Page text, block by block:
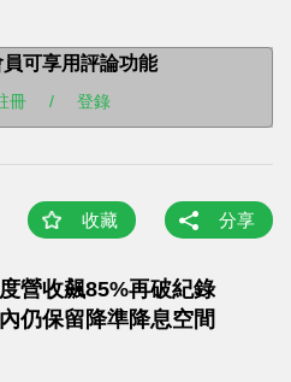
員可享用評論功能
冊 / 登錄
收藏 分享
營收飆85%再破紀錄
仍保留降準降息空間